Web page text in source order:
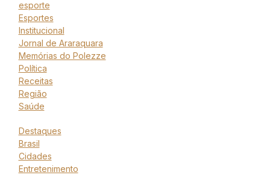
esporte
Esportes
Institucional
Jornal de Araraquara
Memórias do Polezze
Política
Receitas
Região
Saúde
Destaques
Brasil
Cidades
Entretenimento